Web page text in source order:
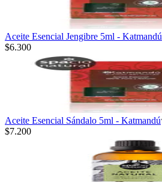
Aceite Esencial Jengibre 5ml - Katmandú
$6.300
Aceite Esencial Sándalo 5ml - Katmandú
$7.200